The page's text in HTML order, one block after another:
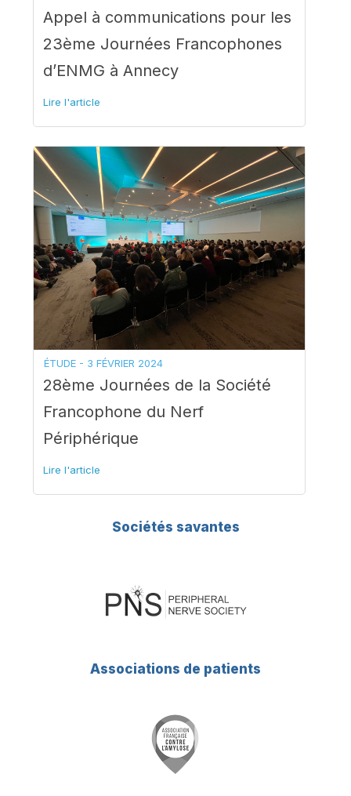
Appel à communications pour les
23ème Journées Francophones
d’ENMG à Annecy
Lire l'article
ÉTUDE - 3 FÉVRIER 2024
28ème Journées de la Société
Francophone du Nerf
Périphérique
Lire l'article
Sociétés savantes
Associations de patients